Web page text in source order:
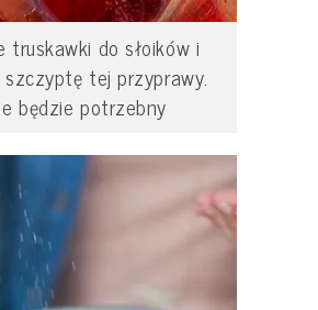
truskawki do słoików i
tej przyprawy.
będzie potrzebny